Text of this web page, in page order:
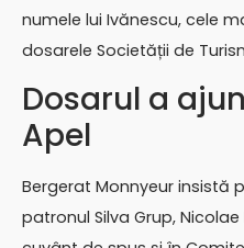
numele lui Ivănescu, cele
dosarele Societății de
Dosarul a
Apel
Bergerat Monnyeur insistă
patronul Silva Grup,